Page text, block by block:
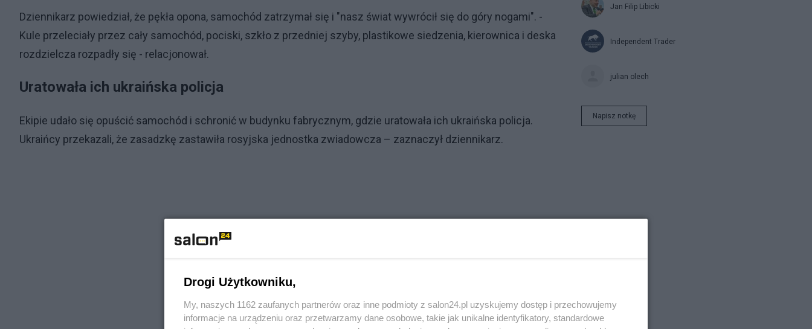
Dziennikarz powiedział, że pękła opona, samochód zatrzymał się i "nasz świat wywrócił się do góry nogami". -
Kule przeleciały przez cały samochód, pociski, szkło z przedniej szyby, plastikowe siedzenia, kierownica i deska
rozdzielcza rozpadły się - relacjonował.
Uratowała ich ukraińska policja
Ekipie udało się opuścić samochód i schronić w budynku fabrycznym, gdzie uratowała ich ukraińska policja.
Ukraińcy przekazali, że zasadzkę zastawiła rosyjska jednostka zwiadowcza – zaznaczył dziennikarz.
Jan Filip Libicki
Independent Trader
julian olech
Napisz notkę
Drogi Użytkowniku,
My, naszych 1162 zaufanych partnerów oraz inne podmioty z salon24.pl uzyskujemy dostęp i przechowujemy
informacje na urządzeniu oraz przetwarzamy dane osobowe, takie jak unikalne identyfikatory, standardowe